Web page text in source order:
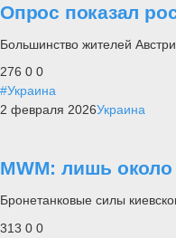
Опрос показал
Большинство жителей
276 0 0
#Украина
2 февраля 2026Украина
MWM: лишь
Бронетанковые силы
313 0 0